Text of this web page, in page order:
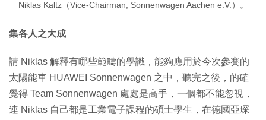
Niklas Kaltz（Vice-Chairman, Sonnenwagen Aachen e.V.）。
集各人之大成
請 Niklas 解釋有哪些範疇的學識，能夠應用於今次參賽的
太陽能車 HUAWEI Sonnenwagen 之中，聽完之後，的確
覺得 Team Sonnenwagen 處處是高手，一個都不能忽視，
連 Niklas 自己都是工業電子課程的碩士學生，在德國亞琛